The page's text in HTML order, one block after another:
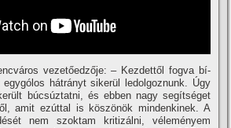
vezetőedzője: – Kezdettől fogva bí­
hátrányt sikerül ledolgoznunk. Úgy
búcsúztatni, és ebben nagy segí­tséget
amit ezúttal is köszönök mindenkinek. A
nem szoktam kritizálni, véleményem